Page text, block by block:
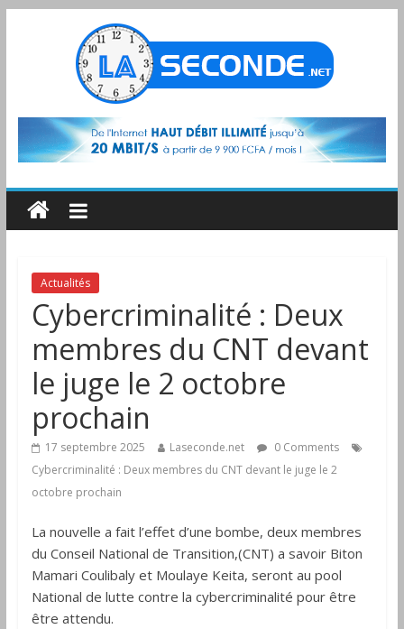
Actualités
Cybercriminalité : Deux
membres du CNT devant
le juge le 2 octobre
prochain
17 septembre 2025 Laseconde.net
0 Comments
Cybercriminalité : Deux membres du CNT devant le juge le 2
octobre prochain
La nouvelle a fait l’effet d’une bombe, deux membres
du Conseil National de Transition,(CNT) a savoir Biton
Mamari Coulibaly et Moulaye Keita, seront au pool
National de lutte contre la cybercriminalité pour être
être attendu.